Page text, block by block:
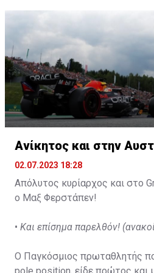
Ανίκητος και στην
02.07.2023 18:28
Απόλυτος κυρίαρχος και στο
ο Μαξ Φερστάπεν!
• Και επίσημα παρελθόν!
Ο Παγκόσμιος πρωταθλητής